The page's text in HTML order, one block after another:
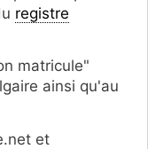
registre
matricule"
ainsi qu'au
et